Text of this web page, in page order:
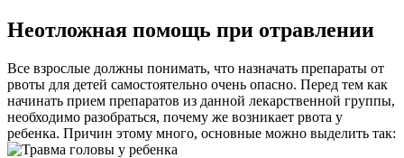
Неотложная помощь при отравлении
Все взрослые должны понимать, что назначать препараты от
рвоты для детей самостоятельно очень опасно. Перед тем как
начинать прием препаратов из данной лекарственной группы,
необходимо разобраться, почему же возникает рвота у
ребенка. Причин этому много, основные можно выделить так: